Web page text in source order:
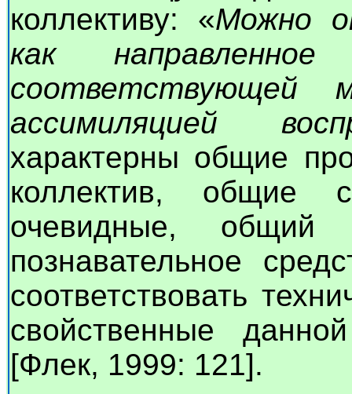
коллективу: «Можно
как
соответствующей
ассимиляцией
характерны общие
коллектив, общие
очевидные, общий
познавательное
соответствовать
свойственные
[Флек, 1999: 121].